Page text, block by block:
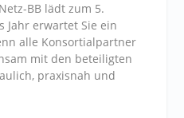
BB lädt zum 5.
Jahr erwartet Sie ein
alle Konsortialpartner
mit den beteiligten
praxisnah und